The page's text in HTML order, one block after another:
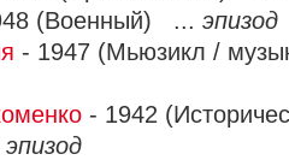
(Военный) ... эпизод
- 1947 (Мьюзикл /
- 1942
эпизод